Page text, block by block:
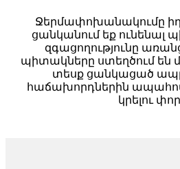
Ջերմափոխանակումը
ցանկանում եք ունենալ
զգացողությունը
պիտակները ստեղծում են
տեսք ցանկացած
հաճախորդներին
կրելու